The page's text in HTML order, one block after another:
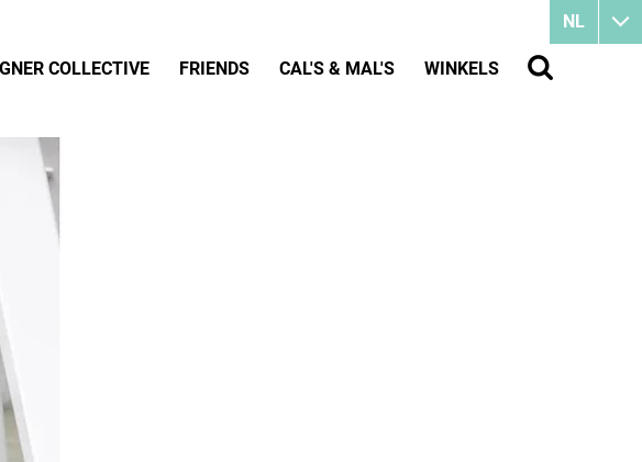
NL
COLLECTIVE FRIENDS CAL'S & MAL'S WINKELS